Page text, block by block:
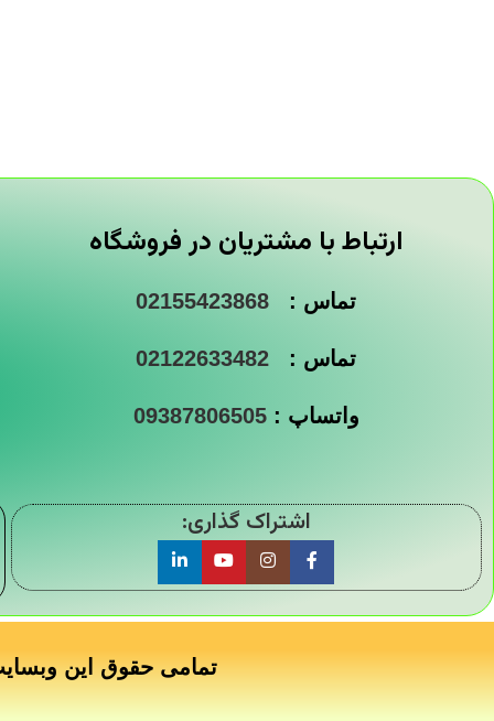
ارتباط با مشتریان در فروشگاه
تماس : 02155423868
تماس : 02122633482
واتساپ :09387806505
اشتراک گذاری:
تمامی حقوق این